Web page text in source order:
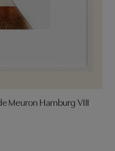
Meuron Hamburg VIII